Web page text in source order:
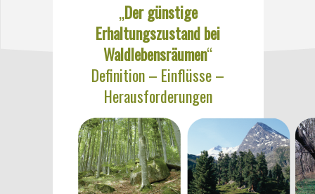
„Der günstige
Erhaltungszustandbei
Waldlebensräumen“
Definition – Einflüsse –
Herausforderungen